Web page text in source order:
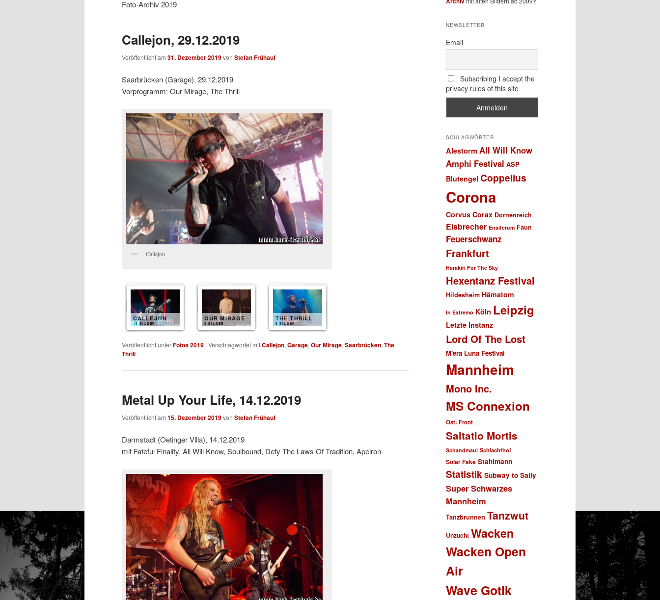
Foto-Archiv 2019
Callejon, 29.12.2019
Veröffentlicht am 31. Dezember 2019von Stefan Frühauf
Saarbrücken (Garage), 29.12.2019
Vorprogramm: Our Mirage, The Thrill
Callejon
CALLEJON
15 BILDER
OUR MIRAGE
9 BILDER
THE THRILL
6 BILDER
Veröffentlicht unterFotos 2019 | Verschlagwortet mitCallejon, Garage, Our Mirage, Saarbrücken, The
Thrill
Metal Up Your Life, 14.12.2019
Veröffentlicht am 15. Dezember 2019von Stefan Frühauf
Darmstadt (Oetinger Villa), 14.12.2019
mit Fateful Finality, All Will Know, Soulbound, Defy The Laws Of Tradition, Apeiron
NEWSLETTER
Email
Subscribing I accept the
privacy rules of this site
SCHLAGWÖRTER
Alestorm All Will Know
Amphi Festival ASP
Blutengel Coppelius
Corona
Corvus Corax Dornenreich
Eisbrecher Ensiferum Faun
Feuerschwanz
Frankfurt
Harakiri For The Sky
Hexentanz Festival
Hildesheim Hämatom
In Extremo Köln Leipzig
Letzte Instanz
Lord Of The Lost
M'era Luna Festival
Mannheim
Mono Inc.
MS Connexion
Ost+Front
Saltatio Mortis
Schandmaul Schlachthof
Solar Fake Stahlmann
Statistik Subway to Sally
Super Schwarzes
Mannheim
Tanzbrunnen Tanzwut
Unzucht Wacken
Wacken Open
Air
Wave Gotik